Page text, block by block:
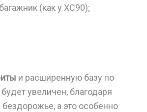
(как у XC90);
и расширенную базу по
увеличен, благодаря
а это особенно